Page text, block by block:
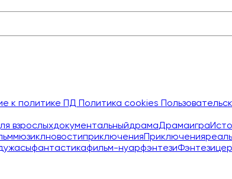
к политике ПД Политика cookies
взрослыхдокументальныйдрамаДрамаигра
мюзиклновостиприключенияПриключения
ужасыфантастикафильм-нуарфэнтезиФэнтези